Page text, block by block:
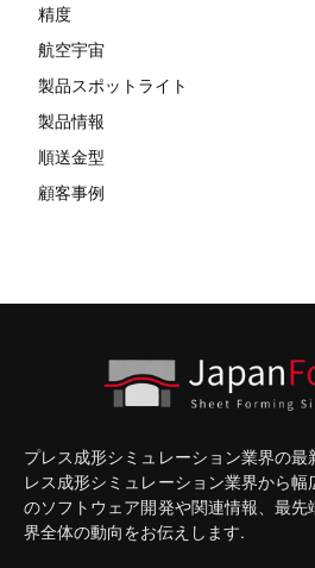
精度
航空宇宙
製品スポットライト
製品情報
順送金型
顧客事例
プレス成形シミュレーション業界の
レス成形シミュレーション業界から
のソフトウェア開発や関連情報、最
界全体の動向をお伝えします.